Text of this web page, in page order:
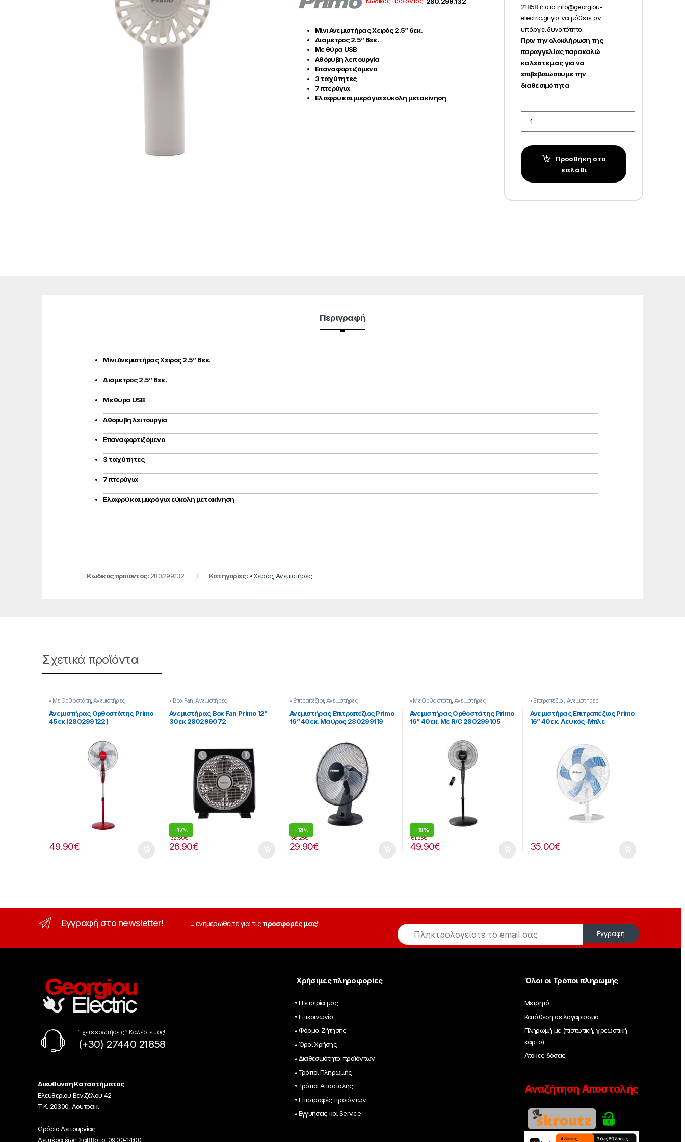
Mίνι Ανεμιστήρας Χειρός 2.5” 6εκ.
Διάμετρος 2.5” 6εκ.
Με θύρα USB
Αθόρυβη λειτουργία
Επαναφορτιζόμενο
3 ταχύτητες
7 πτερύγια
Ελαφρύ και μικρό για εύκολη μετακίνηση
21858 ή στο info@georgiou-
electric.gr για να μάθετε αν
υπάρχει δυνατότητα.
Πριν την ολοκλήρωση της
παραγγελίας παρακαλώ
καλέστε μας για να
επιβεβαιώσουμε την
διαθεσιμότητα
Προσθήκη στο
καλάθι
Περιγραφή
Mίνι Ανεμιστήρας Χειρός 2.5” 6εκ.
Διάμετρος 2.5” 6εκ.
Με θύρα USB
Αθόρυβη λειτουργία
Επαναφορτιζόμενο
3 ταχύτητες
7 πτερύγια
Ελαφρύ και μικρό για εύκολη μετακίνηση
Κωδικός προϊόντος: 280.299.132 Κατηγορίες: •Χειρός,Ανεμιστήρες
Σχετικά προϊόντα
• Με Ορθοστάτη Ανεμιστήρες
Ανεμιστήρας Ορθοστάτης Primo
45εκ [280299122]
49.90€
• Box Fan Ανεμιστήρες
Ανεμιστήρας Box Fan Primo 12”
30εκ 280299072
-17%
26.90€
32.50€
• Επιτραπέζιοι Ανεμιστήρες
Ανεμιστήρας Επιτραπέζιος Primo
16” 40εκ. Μαύρος 280299119
-18%
29.90€
36.25€
• Με Ορθοστάτη Ανεμιστήρες
Ανεμιστήρας Ορθοστάτης Primo
16” 40εκ. Με R/C 280299105
-19%
49.90€
61.25€
• Επιτραπέζιοι, Ανεμιστήρες
Ανεμιστήρας Επιτραπέζιος Primo
16” 40εκ. Λευκός-Μπλε
35.00€
Εγγραφή στο newsletter! ... ενημερωθείτε για τιςπροσφορές μας!
E
m
a
Εγγραφή
Έχετε ερωτήσεις ? Καλέστε μας!
(+30) 27440 21858
Διεύθυνση Καταστήματος
Ελευθερίου Βενιζέλου 42
Τ.Κ. 20300, Λουτράκι
Ωράριο Λειτουργίας
Δευτέρα έως Σάββατο: 09:00-14:00
Χρήσιμες πληροφορίες
▫ Η εταιρία μας
▫ Επικοινωνία
▫ Φόρμα Ζήτησης
▫ Όροι Χρήσης
▫ Διαθεσιμότητα προϊόντων
▫ Τρόποι Πληρωμής
▫ Τρόποι Αποστολής
▫ Επιστροφές προϊόντων
▫ Εγγυήσεις και Service
Όλοι οι Τρόποι πληρωμής
Μετρητά
Κατάθεση σε λογαριασμό
Πληρωμή με (πιστωτική, χρεωστική
κάρτα)
Άτοκες δόσεις
Αναζήτηση Αποστολής